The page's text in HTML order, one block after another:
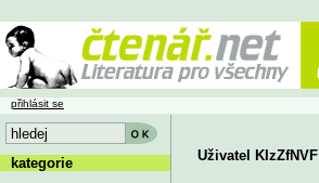
Uživatel KIzZfNVF
přihlásit se
kategorie